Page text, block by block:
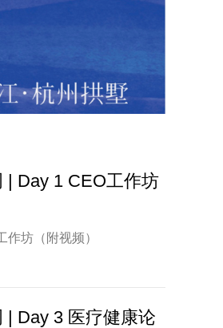
| Day 1 CEO工作坊
坊（附视频）
| Day 3 医疗健康论